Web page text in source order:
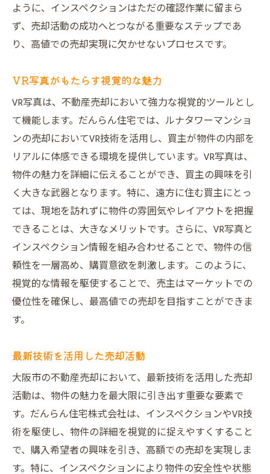
ように、インスペクションはただの確認作業に留まら
ず、売却活動の成功へとつながる重要なステップであ
り、高値での売却実現に欠かせないプロセスです。
VR写真がもたらす視覚的な魅力
VR写真は、不動産売却において強力な視覚的ツールとし
て機能します。だんらん住宅では、ルナタワーマンショ
ンの売却においてVR技術を活用し、買主が物件の内部を
リアルに体感できる環境を提供しています。VR写真は、
物件の魅力を詳細に伝えることができ、買主の興味を引
く大きな武器となります。特に、遠方に住む買主にとっ
ては、現地を訪れずに物件の雰囲気やレイアウトを把握
できることは、大きなメリットです。さらに、VR写真と
インスペクション情報を組み合わせることで、物件の信
頼性を一層高め、購買意欲を刺激します。このように、
視覚的な情報を駆使することで、売主はマーケットでの
優位性を確保し、最高値での売却を目指すことができま
す。
最新技術を活用した売却活動
大阪市の不動産売却において、最新技術を活用した売却
活動は、物件の魅力を最大限に引き出す重要な要素で
す。だんらん住宅株式会社は、インスペクションやVR技
術を駆使し、物件の詳細を視覚的に捉えやすくすること
で、購入希望者の興味を引き、高額での売却を実現しま
す。特に、インスペクションにより物件の安全性や状態